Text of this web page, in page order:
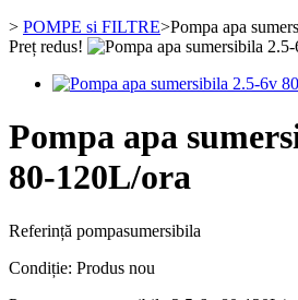
> POMPE si FILTRE>Pompa apa
Preț redus!
Pompa apa
80-120L/ora
Referință pompasumersibila
Condiție: Produs nou